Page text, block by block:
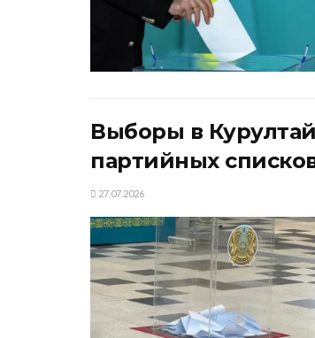
Выборы в
партийных
27.07.2026